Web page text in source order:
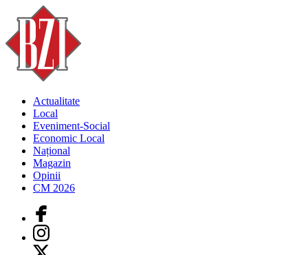
Actualitate
Local
Eveniment-Social
Economic Local
Național
Magazin
Opinii
CM 2026